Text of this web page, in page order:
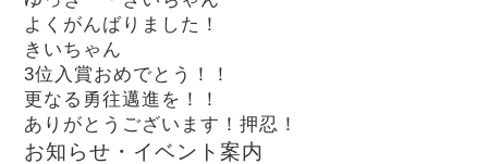
よくがんばりました！
きいちゃん
3位入賞おめでとう！！
更なる勇往邁進を！！
ありがとうございます！押忍！
お知らせ・イベント案内